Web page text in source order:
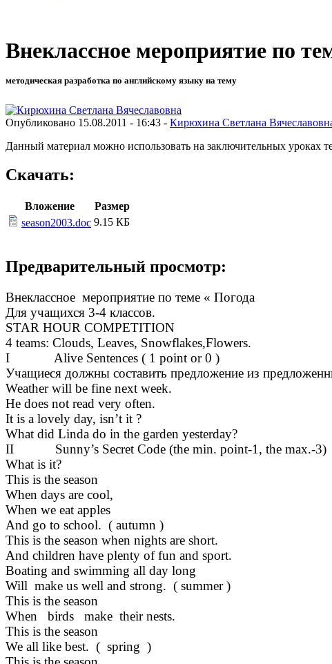
Внеклассное мероприятие по
методическая разработка по английскому языку на тему
Опубликовано 15.08.2011 - 16:43 - Кирюхина Светлана
Данный материал можно использовать на заключительных уроках
Скачать:
Вложение
Размер
season2003.doc 9.15 КБ
Предварительный просмотр:
Внеклассное мероприятие по теме « Погода
Для учащихся 3-4 классов.
STAR HOUR COMPETITION
4 teams: Clouds, Leaves, Snowflakes,Flowers.
I Alive Sentences ( 1 point or 0 )
Учащиеся должны составить предложение из
Weather will be fine next week.
He does not read very often.
It is a lovely day, isn’t it ?
What did Linda do in the garden yesterday?
II Sunny’s Secret Code (the min. point-1, the max.-3)
What is it?
This is the season
When days are cool,
When we eat apples
And go to school. ( autumn )
This is the season when nights are short.
And children have plenty of fun and sport.
Boating and swimming all day long
Will make us well and strong. ( summer )
This is the season
When birds make their nests.
This is the season
We all like best. ( spring )